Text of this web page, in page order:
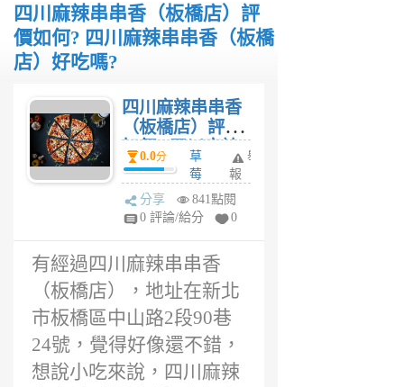
四川麻辣串串香（板橋店）評
價如何? 四川麻辣串串香（板橋
店）好吃嗎?
四川麻辣串串香
（板橋店）評價
如何? 四川麻辣
串串香（板橋
店）好吃嗎?
0.0分
草
莓
6
年
舉
報
分享
841點閱
0 評論/給分
0
有經過四川麻辣串串香
（板橋店），地址在新北
市板橋區中山路2段90巷
24號，覺得好像還不錯，
想說小吃來說，四川麻辣